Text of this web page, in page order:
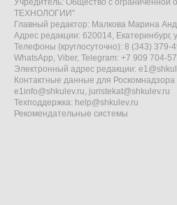
Учредитель: Общество с
ТЕХНОЛОГИИ"
Главный редактор: Малкова Марина
Адрес редакции: 620014,
Телефоны (круглосуточно): 8 (343) 379-
WhatsApp, Viber, Telegram: +7 909 704-
Электронный адрес редакции:
Контактные данные для Роскомнадзора
e1info@shkulev.ru, juristekat@shkulev.ru
Техподдержка: help@shkulev.ru
Рекомендательные системы